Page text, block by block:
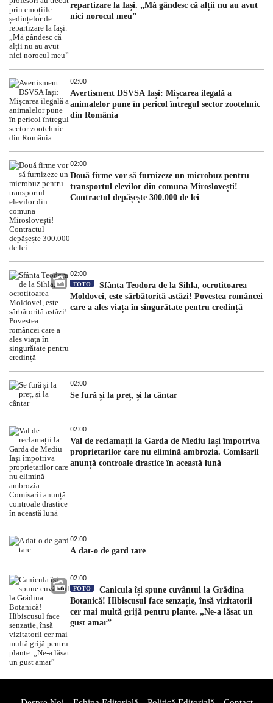
repartizare la Iași. „Mă gândesc că alții nu au avut
nici norocul meu”
02:00
Avertisment DSVSA Iași: Mișcarea ilegală a
animalelor pune în pericol întregul sector zootehnic
din România
02:00
Două firme vor să furnizeze un microbuz pentru
transportul elevilor din comuna Miroslovești!
Contractul depășește 300.000 de lei
02:00
FOTO
Sfânta Teodora de la Sihla, ocrotitoarea
Moldovei, este sărbătorită astăzi! Povestea româncei
care a ales viața în singurătate pentru credință
02:00
Se fură și la preț, și la cântar
02:00
Val de reclamații la Garda de Mediu Iași împotriva
proprietarilor care nu elimină ambrozia. Comisarii
anunță controale drastice în această lună
02:00
A dat-o de gard tare
02:00
FOTO
Canicula își spune cuvântul la Grădina
Botanică! Hibiscusul face senzație, însă vizitatorii
cer mai multă grijă pentru plante. „Ne-a lăsat un
gust amar”